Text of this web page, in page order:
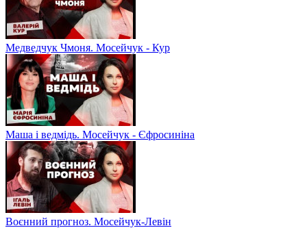
Медведчук Чмоня. Мосейчук - Кур
Маша і ведмідь. Мосейчук - Єфросиніна
Воєнний прогноз. Мосейчук-Левін